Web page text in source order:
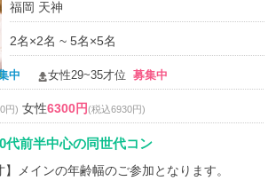
福岡 天神
2名×2名 ~ 5名×5名
中 女性29~35才位 募集中
円) 女性6300円(税込6930円)
代前半中心の同世代コン
メインの年齢幅のご参加となります。